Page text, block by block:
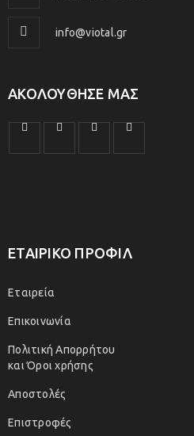
info@viotal.gr
ΑΚΟΛΟΎΘΗΣΕ ΜΑΣ
ΕΤΑΙΡΙΚΟ ΠΡΟΦΙΛ
Εταιρεία
Επικοινωνία
Πολιτική Απορρήτου
και Όροι χρήσης
Αποστολές
Επιστροφές